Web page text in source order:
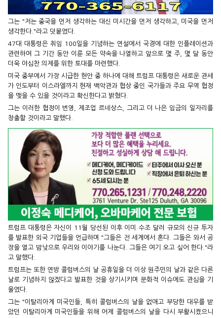
그는 "저는 중국을 먼저 생각하는 대신 미시간을 먼저 생각하고, 미국을 먼저
생각한다."라고 덧붙였다.
47대 대통령은 취임 100일을 기념하는 연설에서 국경에 대한 인플레이션과
관련하여 그 기간 동안 이룬 모든 약속을 나열하고 앞으로 몇 주, 몇 달 동안
더욱 야심찬 의제를 위한 토대를 마련했다.
미국 중부에서 가장 시급한 현안 중 하나에 대해 트럼프 대통령은 새로운 관세
가 인도부터 이스라엘까지 현재 백악관과 협상 중인 국가들과 주요 무역 협정
을 맺을 수 있을 것이라고 확신한다고 밝혔다.
그는 이러한 협정이 번영, 제조업 르네상스, 그리고 더 나은 임금의 일자리를
창출할 것이라고 말했다.
트럼프 대통령은 자신이 11월 당선된 이후 이미 수조 달러 규모의 신규 투자
를 발표한 외국 기업들을 언급하며 "그들은 전 세계에서 혼다. 그들은 와서 공
장을 열고 밤낮으로 우리와 이야기를 나눈다. 그들은 여기 오고 싶어 한다."라
고 말했다.
트럼프는 또한 연방 콜럼버스의 날 공휴일을 더 이상 원주민의 날과 같은 다른
날로 기념하지 않겠다고 발표한 것을 상기시키며 문화적 이슈에도 관심을 기
울였다.
그는 "이탈리아계 미국인들, 특히 콜럼버스의 날을 없애고 부당한 대우를 받
았던 이탈리아계 미국인들을 위해 어제 콜럼버스의 날을 다시 부활시켰으니